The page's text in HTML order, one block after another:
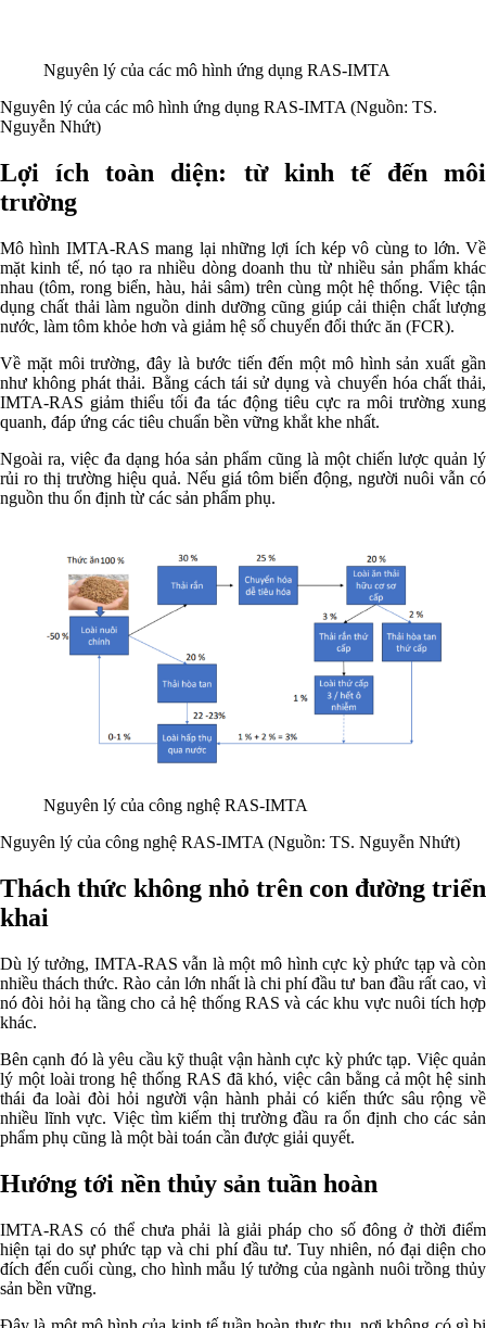
Nguyên lý của các mô hình ứng dụng RAS-IMTA
Nguyên lý của các mô hình ứng dụng RAS-IMTA (Nguồn: TS.
Nguyễn Nhứt)
Lợi ích toàn diện: từ kinh tế đến môi
trường
Mô hình IMTA-RAS mang lại những lợi ích kép vô cùng to lớn. Về
mặt kinh tế, nó tạo ra nhiều dòng doanh thu từ nhiều sản phẩm khác
nhau (tôm, rong biển, hàu, hải sâm) trên cùng một hệ thống. Việc tận
dụng chất thải làm nguồn dinh dưỡng cũng giúp cải thiện chất lượng
nước, làm tôm khỏe hơn và giảm hệ số chuyển đổi thức ăn (FCR).
Về mặt môi trường, đây là bước tiến đến một mô hình sản xuất gần
như không phát thải. Bằng cách tái sử dụng và chuyển hóa chất thải,
IMTA-RAS giảm thiểu tối đa tác động tiêu cực ra môi trường xung
quanh, đáp ứng các tiêu chuẩn bền vững khắt khe nhất.
Ngoài ra, việc đa dạng hóa sản phẩm cũng là một chiến lược quản lý
rủi ro thị trường hiệu quả. Nếu giá tôm biến động, người nuôi vẫn có
nguồn thu ổn định từ các sản phẩm phụ.
Nguyên lý của công nghệ RAS-IMTA
Nguyên lý của công nghệ RAS-IMTA (Nguồn: TS. Nguyễn Nhứt)
Thách thức không nhỏ trên con đường triển
khai
Dù lý tưởng, IMTA-RAS vẫn là một mô hình cực kỳ phức tạp và còn
nhiều thách thức. Rào cản lớn nhất là chi phí đầu tư ban đầu rất cao, vì
nó đòi hỏi hạ tầng cho cả hệ thống RAS và các khu vực nuôi tích hợp
khác.
Bên cạnh đó là yêu cầu kỹ thuật vận hành cực kỳ phức tạp. Việc quản
lý một loài trong hệ thống RAS đã khó, việc cân bằng cả một hệ sinh
thái đa loài đòi hỏi người vận hành phải có kiến thức sâu rộng về
nhiều lĩnh vực. Việc tìm kiếm thị trường đầu ra ổn định cho các sản
phẩm phụ cũng là một bài toán cần được giải quyết.
Hướng tới nền thủy sản tuần hoàn
IMTA-RAS có thể chưa phải là giải pháp cho số đông ở thời điểm
hiện tại do sự phức tạp và chi phí đầu tư. Tuy nhiên, nó đại diện cho
đích đến cuối cùng, cho hình mẫu lý tưởng của ngành nuôi trồng thủy
sản bền vững.